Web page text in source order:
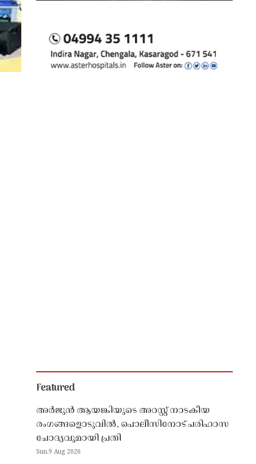
Featured
അർജുൻ ആയങ്കിയുടെ അറസ്റ്റ് നാടകീയ
രംഗങ്ങളൊടുവിൽ, പൊലീസിനോട് പരിഹാസ
ചോദ്യവുമായി പ്രതി
Sun,9 Aug 2026